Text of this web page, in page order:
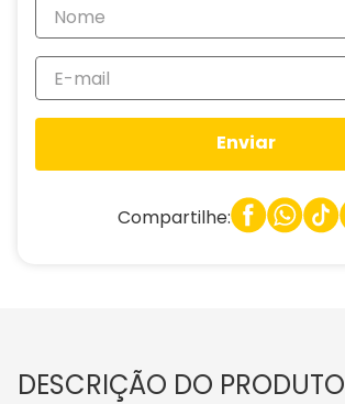
Enviar
Compartilhe:
DESCRIÇÃO DO PRODUTO